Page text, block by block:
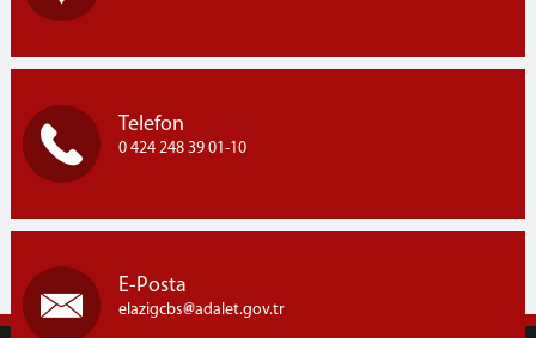
Telefon
0 424 248 39 01-10
E-Posta
elazigcbs adalet.gov.tr